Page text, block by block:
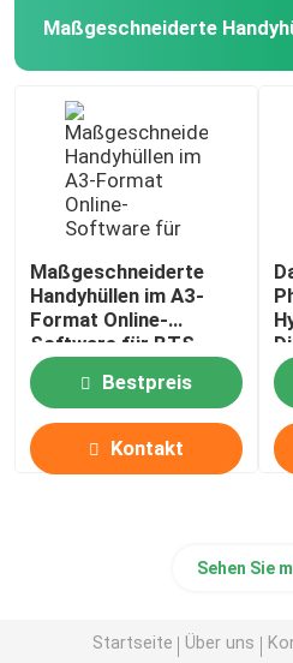
Maßgeschneiderte
Maßgeschneiderte
Handyhüllen im A3-
Format Online-
Software für BTS-
Telefonhüllen
Bestpreis
Kontakt
Sehen Sie
Startseite Über uns